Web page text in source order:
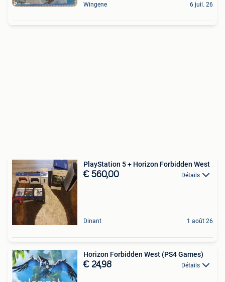
Wingene 6 juil. 26
PlayStation 5 + Horizon Forbidden West
€ 560,00 Détails
Dinant 1 août 26
Horizon Forbidden West (PS4 Games)
€ 24,98 Détails